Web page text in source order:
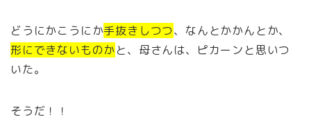
どうにかこうにか手抜きしつつ、なんとかかんとか、
形にできないものかと、母さんは、ピカーンと思いつ
いた。
そうだ！！